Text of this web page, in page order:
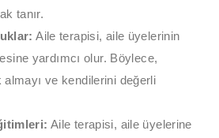
tanır.
Aile terapisi, aile üyelerinin
yardımcı olur. Böylece,
ve kendilerini değerli
Aile terapisi, aile üyelerine